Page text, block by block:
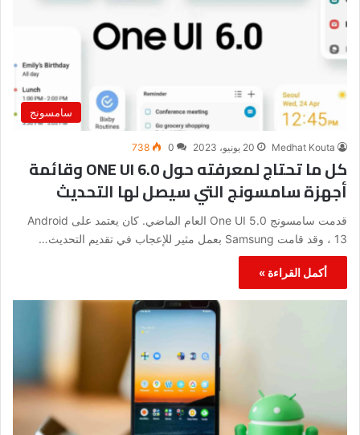
سامسونج
Medhat Kouta 20 يونيو، 2023 0
738
كل ما تحتاج لمعرفته حول ONE UI 6.0 وقائمة
أجهزة سامسونج التي سيصل لها التحديث
قدمت سامسونج One UI 5.0 العام الماضي. كان يعتمد على Android
13 ، وقد قامت Samsung بعمل مثير للإعجاب في تقديم التحديث…
أكمل القراءة »